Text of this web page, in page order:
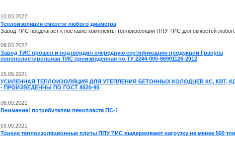
10.03.2022
Теплоизоляция емкости любого диаметра
Завод ТИС предлагает к поставке комплекты теплоизоляции ППУ ТИС для емкостей
09.03.2022
Завод ТИС прошел и подтвердил очередную сертификацию продукции Гранула
пенополистирольная ТИС произведенная по ТУ 2244-005-86901126-2012
15.09.2021
УСИЛЕННАЯ ТЕПЛОИЗОЛЯЦИЯ ДЛЯ УТЕПЛЕНИЯ БЕТОННЫХ КОЛОДЦЕВ КС, КВТ,
- ПРОИЗВЕДЕННЫ ПО ГОСТ 8020-90
08.09.2021
Внимание! потребителям пенопласта ПС-1
03.09.2021
Тонкие теплоизоляционные плиты ППУ ТИС выдерживают нагрузку не менее 500